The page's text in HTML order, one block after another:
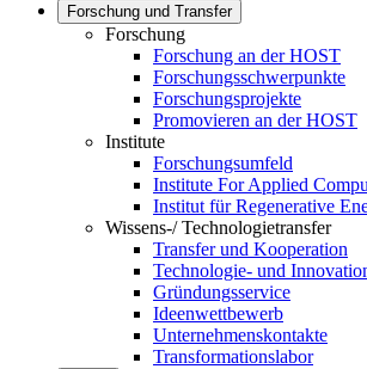
Forschung und Transfer
Forschung
Forschung an der HOST
Forschungsschwerpunkte
Forschungsprojekte
Promovieren an der HOST
Institute
Forschungsumfeld
Institute For Applied
Institut für Regenerative
Wissens-/ Technologietransfer
Transfer und Kooperation
Technologie- und
Gründungsservice
Ideenwettbewerb
Unternehmenskontakte
Transformationslabor